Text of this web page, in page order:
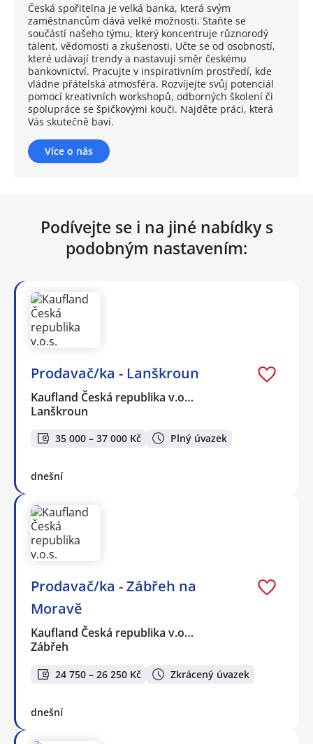
Česká spořitelna je velká banka, která svým
zaměstnancům dává velké možnosti. Staňte se
součástí našeho týmu, který koncentruje různorodý
talent, vědomosti a zkušenosti. Učte se od osobností,
které udávají trendy a nastavují směr českému
bankovnictví. Pracujte v inspirativním prostředí, kde
vládne přátelská atmosféra. Rozvíjejte svůj potenciál
pomocí kreativních workshopů, odborných školení či
spolupráce se špičkovými kouči. Najděte práci, která
Vás skutečně baví.
Více o nás
Podívejte se i na jiné nabídky s
podobným nastavením:
Prodavač/ka - Lanškroun
Kaufland Česká republika v.o…
Lanškroun
35 000 – 37 000 Kč Plný úvazek
dnešní
Prodavač/ka - Zábřeh na
Moravě
Kaufland Česká republika v.o…
Zábřeh
24 750 – 26 250 Kč Zkrácený úvazek
dnešní